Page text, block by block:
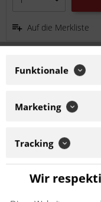
Auf die Merkliste
AFAM Kettenrad
Funktionale
Marketing
Tracking
Wir